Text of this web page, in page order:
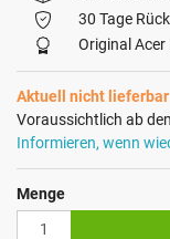
30 Tage
Original
Aktuell nicht lieferbar
Voraussichtlich ab
Informieren, wenn
Menge